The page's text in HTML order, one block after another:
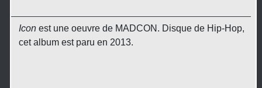
Iconest une oeuvre de MADCON. Disque de Hip-Hop,
cet album est paru en 2013.